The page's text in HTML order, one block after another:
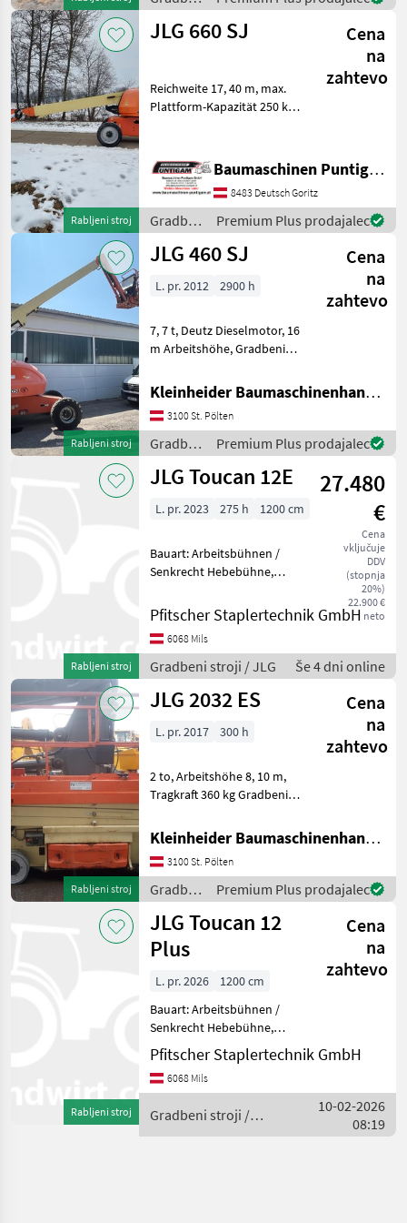
stroji /
JLG
Rabljeni stroj
JLG 660 SJ
Cena
na
zahtevo
Reichweite 17, 40 m, max.
Plattform-Kapazität 250 kg,
Referenznummer: 17229
Baumaschinen Puntigam
GmbH Unser Spezialgebi
Baumaschinen Puntigam GmbH
8483 Deutsch Goritz
Gradbeni
stroji /
JLG
Premium Plus prodajalec
Rabljeni stroj
JLG 460 SJ
Cena
na
zahtevo
L. pr. 2012 2900 h
7, 7 t, Deutz Dieselmotor, 16
m Arbeitshöhe, Gradbeni
Kleinheider Baumaschinenhandel GmbH.
3100 St. Pölten
Gradbeni
stroji /
JLG
Premium Plus prodajalec
Rabljeni stroj
JLG Toucan 12E
27.480
€
Cena
vključuje
DDV
(stopnja
20%)
22.900 €
neto
L. pr. 2023 275 h 1200 cm
Bauart: Arbeitsbühnen /
Senkrecht Hebebühne,
1990mm, Batterie: Bj. 2023
48V 260Ah , Gradbeni stroji
Dvigalne ploščadi
Pfitscher Staplertechnik GmbH
6068 Mils
Gradbeni stroji / JLG Še 4 dni online
Rabljeni stroj
JLG 2032 ES
Cena
na
zahtevo
L. pr. 2017 300 h
2 to, Arbeitshöhe 8, 10 m,
Tragkraft 360 kg Gradbeni
Kleinheider Baumaschinenhandel GmbH.
3100 St. Pölten
Gradbeni
stroji /
JLG
Premium Plus prodajalec
Rabljeni stroj
JLG Toucan 12
Plus
Cena
na
zahtevo
L. pr. 2026
1200 cm
Bauart: Arbeitsbühnen /
Senkrecht Hebebühne,
Tragkraft: 200kg, Bauhöhe:
1990mm, Batterie: Bj. 2026
48V 260Ah , Bereifung
Bereifung hinten:
Pfitscher Staplertechnik GmbH
6068 Mils
Gradbeni stroji /
JLG
10-02-2026
08:19